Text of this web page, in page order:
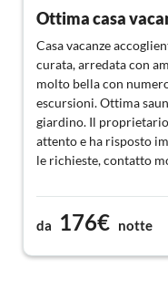
Ottima casa
Casa vacanze
curata, arredata con
molto bella con
escursioni. Ottima
giardino. Il
attento e ha risposto
le richieste, contatto
da 176€ notte